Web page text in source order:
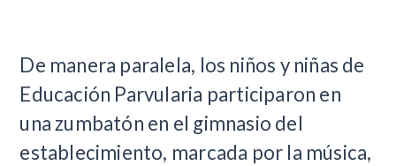
De manera paralela, los niños y niñas de
Educación Parvularia participaron en
una zumbatón en el gimnasio del
establecimiento, marcada por la música,